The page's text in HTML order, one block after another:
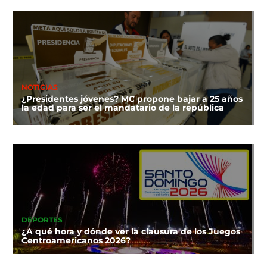
NOTICIAS
¿Presidentes jóvenes? MC propone bajar a 25 años
la edad para ser el mandatario de la república
DEPORTES
¿A qué hora y dónde ver la clausura de los Juegos
Centroamericanos 2026?